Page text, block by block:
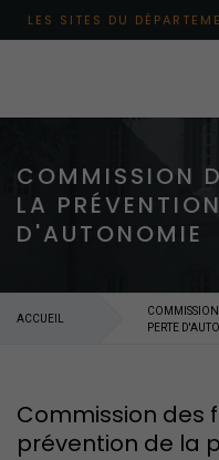
Aller au menu principal
Aller au contenu
Aller à la recherche
LES SITES DU
COMMISSION
LA
D'AUTONOMIE
ACCUEIL
PERTE
Commission des
prévention de la